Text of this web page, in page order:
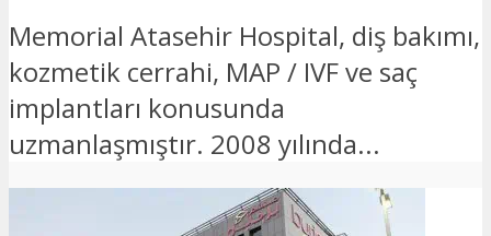
Memorial Atasehir Hospital, diş bakımı,
kozmetik cerrahi, MAP / IVF ve saç
implantları konusunda
uzmanlaşmıştır. 2008 yılında...